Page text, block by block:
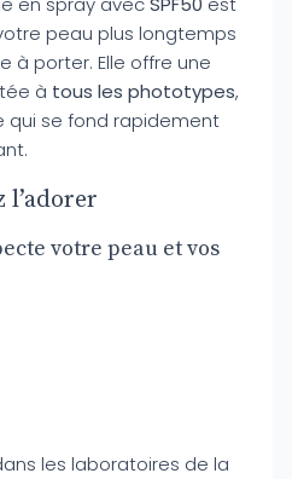
peau plus longtemps
à porter. Elle offre une
à tous les phototypes,
qui se fond rapidement
l’adorer
votre peau et vos
les laboratoires de la